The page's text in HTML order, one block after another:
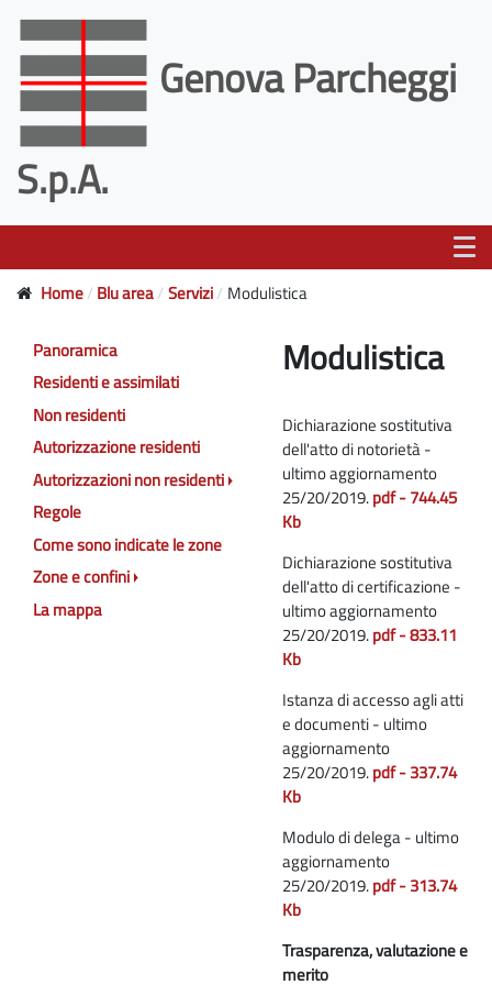
Genova Parcheggi
S.p.A.
Home Blu area Servizi Modulistica
Modulistica
Dichiarazione sostitutiva
dell'atto di notorietà -
ultimo aggiornamento
25/20/2019.pdf - 744.45
Kb
Dichiarazione sostitutiva
dell'atto di certificazione -
ultimo aggiornamento
25/20/2019.pdf - 833.11
Kb
Istanza di accesso agli atti
e documenti - ultimo
aggiornamento
25/20/2019.pdf - 337.74
Kb
Modulo di delega - ultimo
aggiornamento
25/20/2019.pdf - 313.74
Kb
Trasparenza, valutazione e
merito
Panoramica
Residenti e assimilati
Non residenti
Autorizzazione residenti
Autorizzazioni non residenti
Regole
Come sono indicate le zone
Zone e confini
La mappa